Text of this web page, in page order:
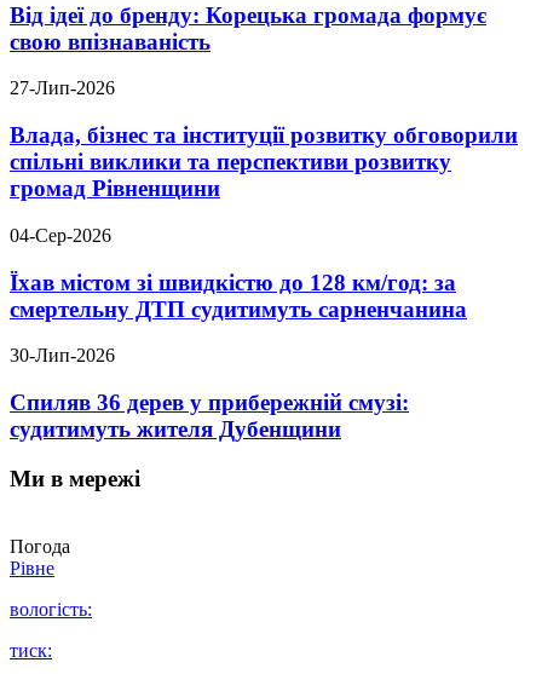
Від ідеї до бренду: Корецька громада формує
свою впізнаваність
27-Лип-2026
Влада, бізнес та інституції розвитку обговорили
спільні виклики та перспективи розвитку
громад Рівненщини
04-Сер-2026
Їхав містом зі швидкістю до 128 км/год: за
смертельну ДТП судитимуть сарненчанина
30-Лип-2026
Спиляв 36 дерев у прибережній смузі:
судитимуть жителя Дубенщини
Ми в мережі
Погода
Рівне
вологість:
тиск: